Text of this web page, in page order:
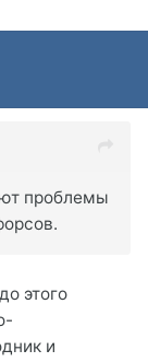
проблемы
этого
и